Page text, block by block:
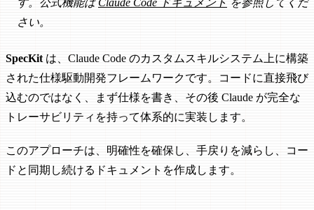
す。公式機能は Claude Code ドキュメント を参照してくだ
さい。
SpecKitは、Claude Code のカスタムスキルシステム上に構築
された仕様駆動開発フレームワークです。コードに直接飛び
込むのではなく、まず仕様を書き、その後 Claude が完全な
トレーサビリティを持って体系的に実装します。
このアプローチは、明確性を確保し、手戻りを減らし、コー
ドと同期し続けるドキュメントを作成します。